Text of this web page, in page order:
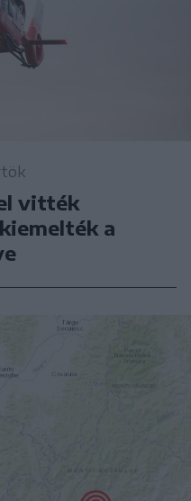
vitték
a